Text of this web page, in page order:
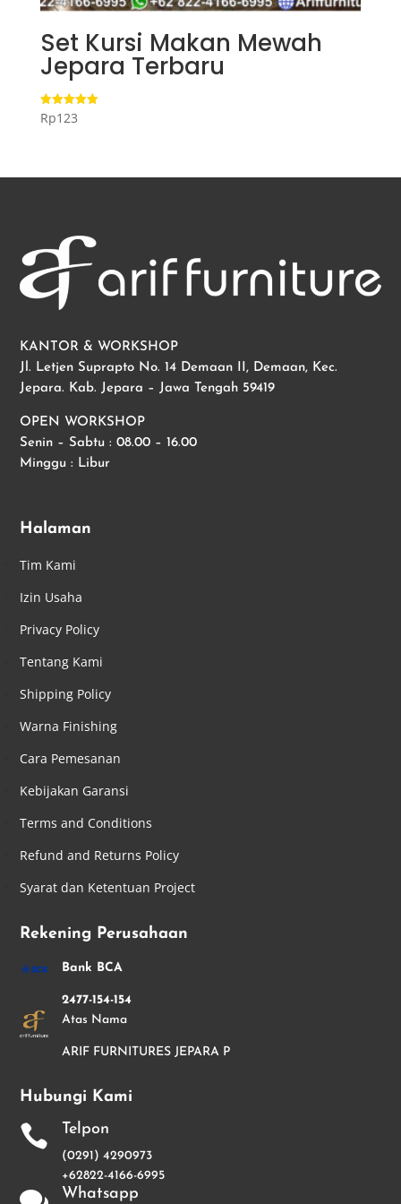
Set Kursi Makan Mewah
Jepara Terbaru
Dinilai
5.00
Rp123
KANTOR & WORKSHOP
Jl. Letjen Suprapto No. 14 Demaan II, Demaan, Kec.
Jepara. Kab. Jepara – Jawa Tengah 59419
OPEN WORKSHOP
Senin – Sabtu : 08.00 – 16.00
Minggu : Libur
Halaman
Tim Kami
Izin Usaha
Privacy Policy
Tentang Kami
Shipping Policy
Warna Finishing
Cara Pemesanan
Kebijakan Garansi
Terms and Conditions
Refund and Returns Policy
Syarat dan Ketentuan Project
Rekening Perusahaan
Bank BCA
2477-154-154
Atas Nama
ARIF FURNITURES JEPARA P
Hubungi Kami
 Telpon
(0291) 4290973
+62822-4166-6995
Whatsapp